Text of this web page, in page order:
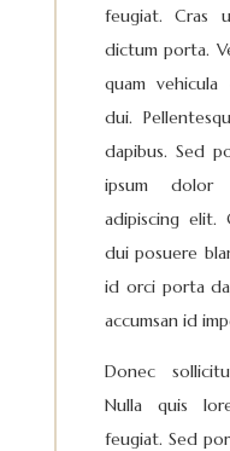
feugiat. Cras
dictum porta.
quam
dui.
dapibus. Sed
ipsum dolor
adipiscing elit.
dui posuere
id orci porta
accumsan id
Donec
Nulla quis
feugiat. Sed